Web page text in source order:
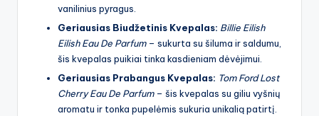
vanilinius pyragus.
Geriausias Biudžetinis Kvepalas: Billie Eilish
Eilish Eau De Parfum– sukurta su šiluma ir saldumu,
šis kvepalas puikiai tinka kasdieniam dėvėjimui.
Geriausias Prabangus Kvepalas: Tom Ford Lost
Cherry Eau De Parfum– šis kvepalas su giliu vyšnių
aromatu ir tonka pupelėmis sukuria unikalią patirtį.